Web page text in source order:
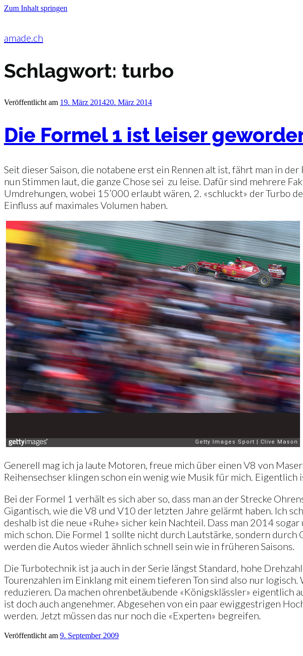
Zum Inhalt springen
amade.ch
Schlagwort: turbo
Veröffentlicht am 19. März 201420. März 2014
Die Formel 1 ist leiser
Seit dieser Saison, die notabene erst ein Rennen alt ist, fährt man in
nun Stimmen laut, die ganze Chose sei zu leise. Dafür sind mehrere
Umdrehungen, wobei 15’000 erlaubt wären, 2. «schluckt» der Turbo
Einfluss auf maximales Volumen haben.
Generell mag ich ja laute Motoren, freue mich über einen V8 von
Reihensechser klingen schon ein wenig wie Musik für mich. Eigentlich
Bei der Formel 1 verhält es sich aber so, dass man an der Strecke
Gigantisch, wie die V8 und V10 der letzten Jahre gelärmt haben. Ich
deshalb ist die neue «Ruhe» sicher kein Nachteil. Dass man 2014
mich schon. Die Formel 1 sollte nicht durch Lautstärke, sondern
werden die Autos wieder ähnlich schnell sein wie in früheren Saisons.
Die Turbotechnik ist ja auch in der Serie längst Standard, hohe
Tourenzahlen im Einklang mit einem tieferen Ton sind also nur
reduzieren. Da machen ohrenbetäubende «Königsklässler» eigentlich
ist doch auch angenehmer. Abgesehen von ein paar ewiggestrigen
werden. Jetzt müssen das nur noch die «Experten» begreifen.
Veröffentlicht am 9. September 2009